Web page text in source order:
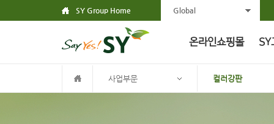
SY Group Home Global
온라인쇼핑몰 SY
사업부문 컬러강판